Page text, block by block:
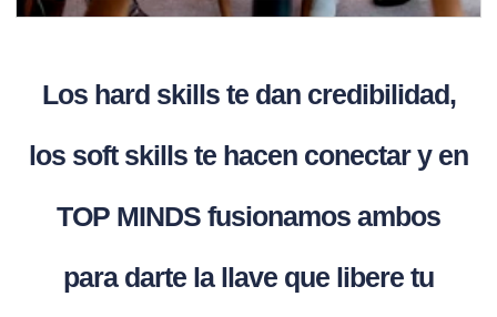
Los hard skills te dan credibilidad,
los soft skills te hacen conectar y en
TOP MINDS fusionamos ambos
para darte la llave que libere tu